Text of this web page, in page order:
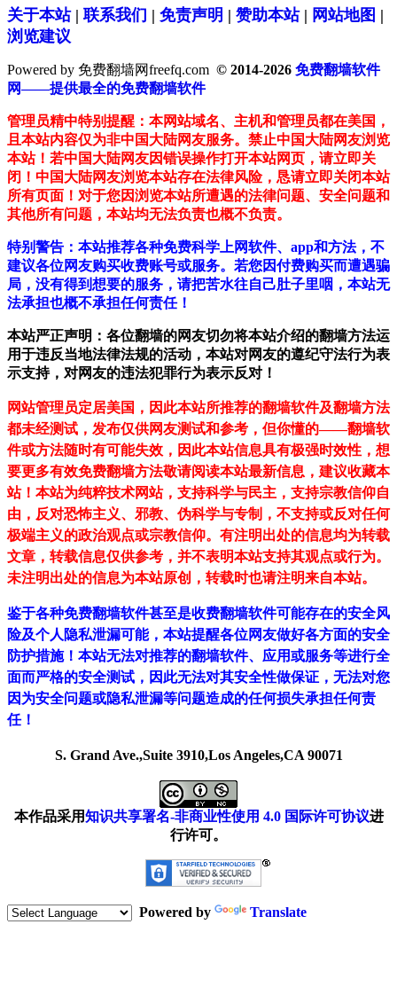
关于本站| 联系我们 | 免责声明 | 赞助本站| 网站地图 |
浏览建议
Powered by 免费翻墙网freefq.com © 2014-2026 免费翻墙软件
网——提供最全的免费翻墙软件
管理员精中特别提醒：本网站域名、主机和管理员都在美国，
且本站内容仅为非中国大陆网友服务。禁止中国大陆网友浏览
本站！若中国大陆网友因错误操作打开本站网页，请立即关
闭！中国大陆网友浏览本站存在法律风险，恳请立即关闭本站
所有页面！对于您因浏览本站所遭遇的法律问题、安全问题和
其他所有问题，本站均无法负责也概不负责。
特别警告：本站推荐各种免费科学上网软件、app和方法，不
建议各位网友购买收费账号或服务。若您因付费购买而遭遇骗
局，没有得到想要的服务，请把苦水往自己肚子里咽，本站无
法承担也概不承担任何责任！
本站严正声明：各位翻墙的网友切勿将本站介绍的翻墙方法运
用于违反当地法律法规的活动，本站对网友的遵纪守法行为表
示支持，对网友的违法犯罪行为表示反对！
网站管理员定居美国，因此本站所推荐的翻墙软件及翻墙方法
都未经测试，发布仅供网友测试和参考，但你懂的——翻墙软
件或方法随时有可能失效，因此本站信息具有极强时效性，想
要更多有效免费翻墙方法敬请阅读本站最新信息，建议收藏本
站！ 本站为纯粹技术网站，支持科学与民主，支持宗教信仰自
由，反对恐怖主义、邪教、伪科学与专制，不支持或反对任何
极端主义的政治观点或宗教信仰。有注明出处的信息均为转载
文章，转载信息仅供参考，并不表明本站支持其观点或行为。
未注明出处的信息为本站原创，转载时也请注明来自本站。
鉴于各种免费翻墙软件甚至是收费翻墙软件可能存在的安全风
险及个人隐私泄漏可能，本站提醒各位网友做好各方面的安全
防护措施！本站无法对推荐的翻墙软件、应用或服务等进行全
面而严格的安全测试，因此无法对其安全性做保证，无法对您
因为安全问题或隐私泄漏等问题造成的任何损失承担任何责
任！
S. Grand Ave.,Suite 3910,Los Angeles,CA 90071
本作品采用知识共享署名-非商业性使用 4.0 国际许可协议进
行许可。
Powered by Translate